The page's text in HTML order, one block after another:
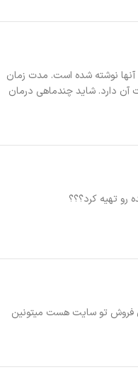
نوشته شده است. مدت زمان
دارد. شاید چندماهی درمان
رو تهیه کرد؟؟؟
فروش تو سایت هست میتونین